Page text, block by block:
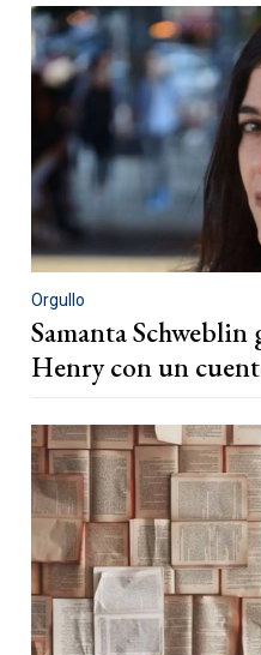
Orgullo
Samanta Schweblin
Henry con un